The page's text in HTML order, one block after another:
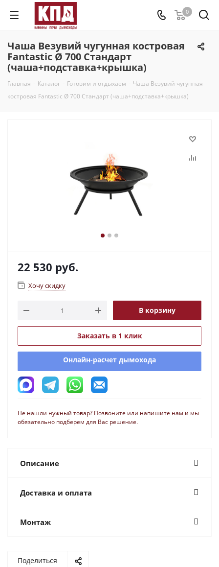
0
Чаша Везувий чугунная костровая
Fantastic Ø 700 Стандарт
(чаша+подставка+крышка)
Главная - Каталог - Готовим и отдыхаем - Чаша Везувий чугунная
костровая Fantastic Ø 700 Стандарт (чаша+подставка+крышка)
22 530 руб.
Хочу скидку
В корзину
Заказать в 1 клик
Онлайн-расчет дымохода
Не нашли нужный товар? Позвоните или напишите нам и мы
обязательно подберем для Вас решение.
Описание
Доставка и оплата
Монтаж
Поделиться